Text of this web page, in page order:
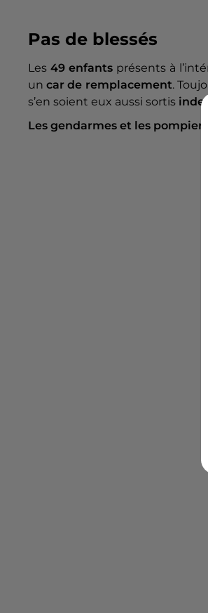
Pas de blessés
Les 49 enfants présents à
uncar de remplacement.
s’en soient eux aussi sortis
Les gendarmes et les pompiers